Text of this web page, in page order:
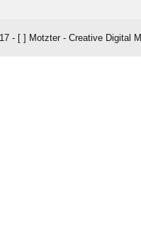
- [ ] Motzter - Creative Digital